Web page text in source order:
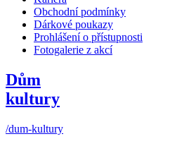
Obchodní podmínky
Dárkové poukazy
Prohlášení o přístupnosti
Fotogalerie z akcí
Dům
kultury
/dum-kultury